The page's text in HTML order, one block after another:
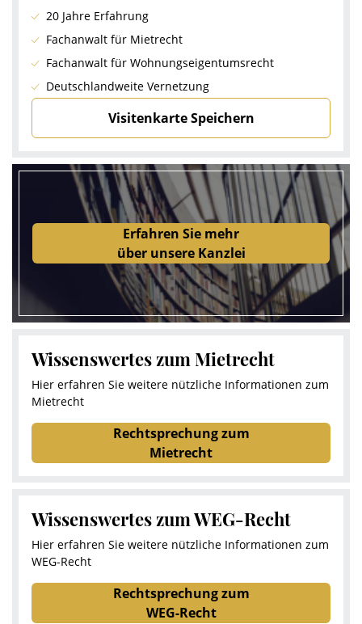
20 Jahre Erfahrung
Fachanwalt für Mietrecht
Fachanwalt für Wohnungseigentumsrecht
Deutschlandweite Vernetzung
Visitenkarte Speichern
Erfahren Sie mehr
über unsere Kanzlei
Wissenswertes zum Mietrecht
Hier erfahren Sie weitere nützliche Informationen zum
Mietrecht
Rechtsprechung zum
Mietrecht
Wissenswertes zum WEG-Recht
Hier erfahren Sie weitere nützliche Informationen zum
WEG-Recht
Rechtsprechung zum
WEG-Recht